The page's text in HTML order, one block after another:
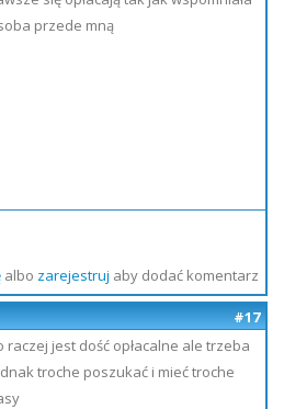
przede mną
albo zarejestruj aby dodać komentarz
#17
raczej jest dość opłacalne ale trzeba
troche poszukać i mieć troche